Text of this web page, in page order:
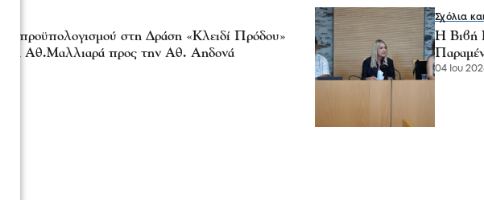
προϋπολογισμού στη Δράση «Κλειδί Πρόδου»
Αθ.Μαλλιαρά προς την Αθ. Αηδονά
Σχόλια
Η Βιβή
04 Ιου